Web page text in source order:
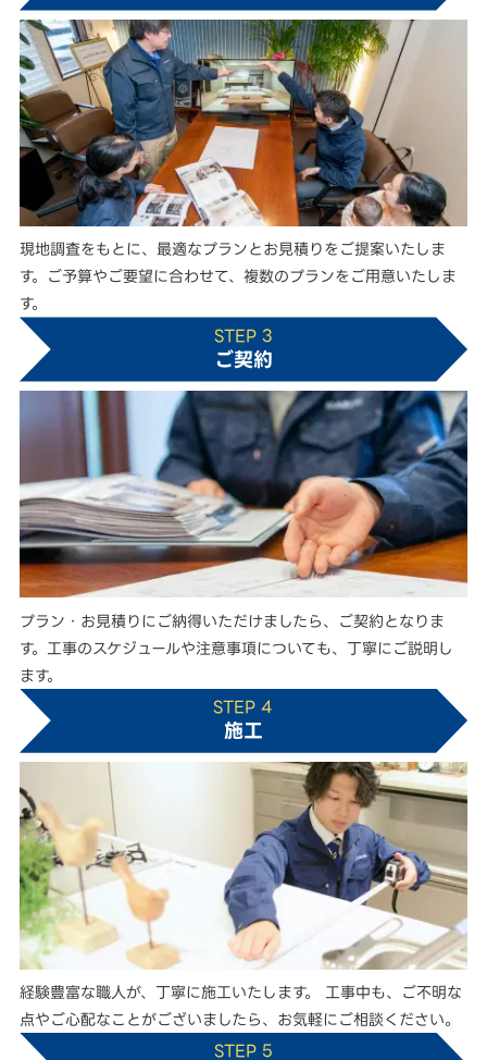
現地調査をもとに、最適なプランとお見積りをご提案いたしま
す。ご予算やご要望に合わせて、複数のプランをご用意いたしま
す。
STEP 3
ご契約
プラン・お見積りにご納得いただけましたら、ご契約となりま
す。工事のスケジュールや注意事項についても、丁寧にご説明し
ます。
STEP 4
施工
経験豊富な職人が、丁寧に施工いたします。 工事中も、ご不明な
点やご心配なことがございましたら、お気軽にご相談ください。
STEP 5